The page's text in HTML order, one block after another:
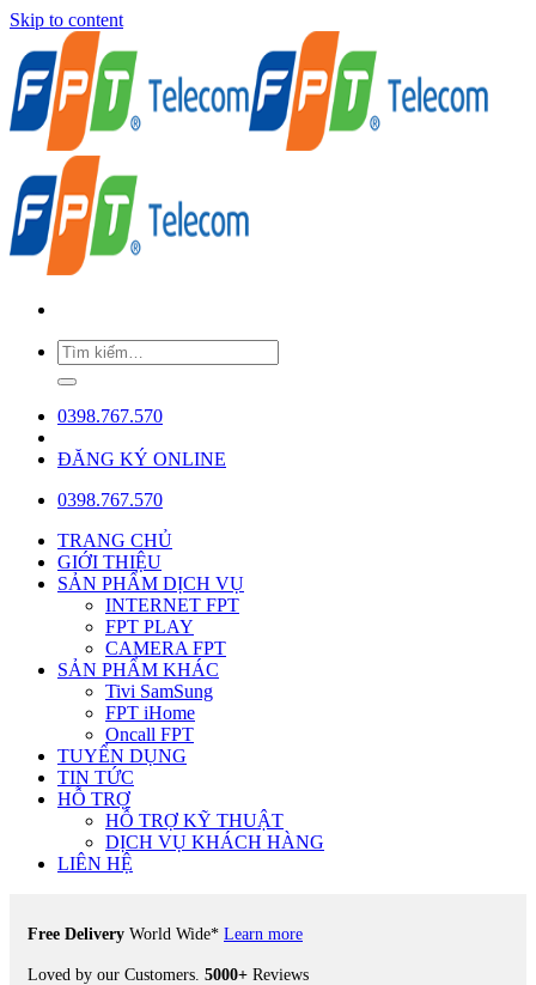
Skip to content
0398.767.570
ĐĂNG KÝ ONLINE
0398.767.570
TRANG CHỦ
GIỚI THIỆU
SẢN PHẨM DỊCH VỤ
INTERNET FPT
FPT PLAY
CAMERA FPT
SẢN PHẨM KHÁC
Tivi SamSung
FPT iHome
Oncall FPT
TUYỂN DỤNG
TIN TỨC
HỖ TRỢ
HỖ TRỢ KỸ THUẬT
DỊCH VỤ KHÁCH HÀNG
LIÊN HỆ
Free Delivery World Wide* Learn more
Loved by our Customers. 5000+ Reviews